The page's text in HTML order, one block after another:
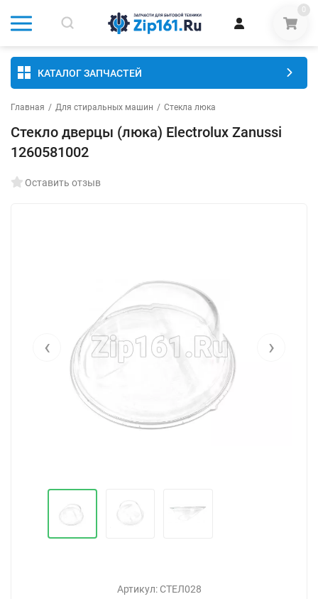
0
КАТАЛОГ ЗАПЧАСТЕЙ
Главная / Для стиральных машин / Стекла люка
Стекло дверцы (люка) Electrolux Zanussi
1260581002
Оставить отзыв
‹ ›
Артикул: СТЕЛ028